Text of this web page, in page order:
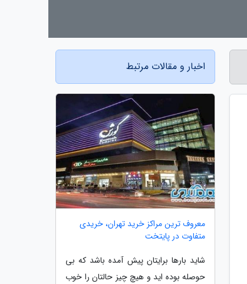
اخبار و مقالات مرتبط
معروف ترین مراکز خرید تهران، خریدی
متفاوت در پایتخت
شاید بارها برایتان پیش آمده باشد که بی
حوصله بوده اید و هیچ چیز حالتان را خوب